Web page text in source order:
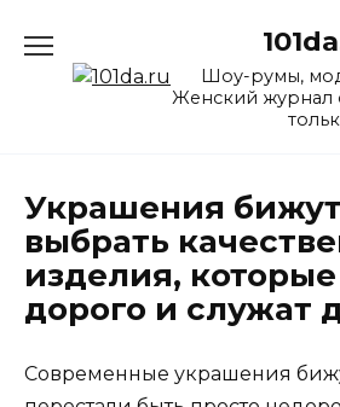
содержанию
Шоу-румы,
Женский журнал
Украшения
выбрать
изделия,
дорого и служат
Современные украшения